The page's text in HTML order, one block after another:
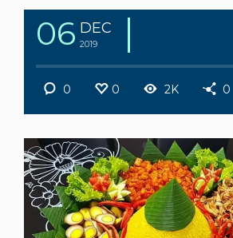
06 DEC
2019
0 0 2K 0